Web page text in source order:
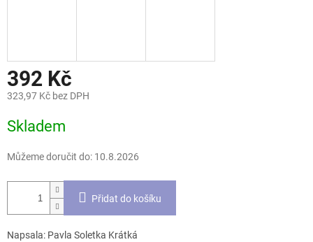
392 Kč
323,97 Kč bez DPH
cena:
Skladem
Můžeme doručit do: 10.8.2026
Přidat do košíku
Napsala: Pavla Soletka Krátká